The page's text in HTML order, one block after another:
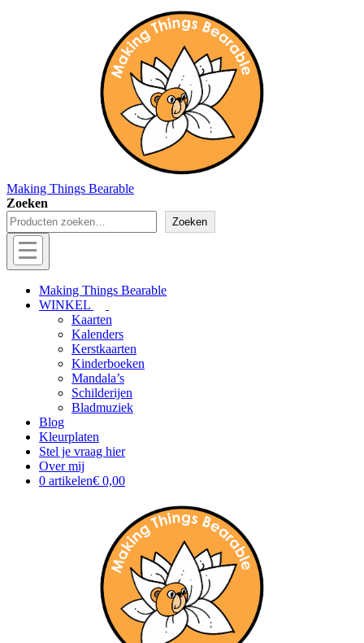
Making Things Bearable
Zoeken
Zoeken
Hoofd
navigatie
Menu
Making Things Bearable
WINKEL
Kaarten
Kalenders
Kerstkaarten
Kinderboeken
Mandala’s
Schilderijen
Bladmuziek
Blog
Kleurplaten
Stel je vraag hier
Over mij
0 artikelen€ 0,00